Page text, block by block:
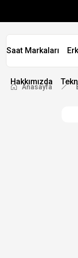
Saat Markaları
Hakkımızda
Anasayfa